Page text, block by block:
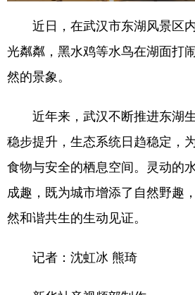
学术中国 乡村振兴
城市 旅游
文化产业
地方频道
北京 天津
近日，在武汉市东湖风景区
光粼粼，黑水鸡等水鸟在湖面打
然的景象。
近年来，武汉不断推进东湖
稳步提升，生态系统日趋稳定，
食物与安全的栖息空间。灵动的
成趣，既为城市增添了自然野趣
然和谐共生的生动见证。
记者：沈虹冰 熊琦